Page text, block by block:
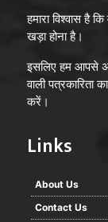
हमारा विश्वास है
खड़ा होना है।
इसलिए हम आपसे
वाली पत्रकारिता
करें।
Links
About Us
Contact Us